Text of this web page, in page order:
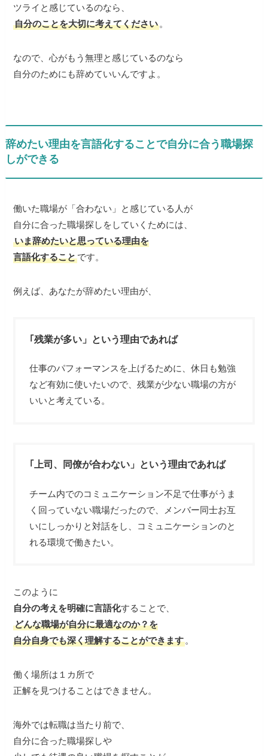
ツライと感じているのなら、
自分のことを大切に考えてください 。
なので、心がもう無理と感じているのなら
自分のためにも辞めていいんですよ。
辞めたい理由を言語化することで自分に合う職場探
しができる
働いた職場が「合わない」と感じている人が
自分に合った職場探しをしていくためには、
いま辞めたいと思っている理由を
言語化することです。
例えば、あなたが辞めたい理由が、
｢残業が多い」という理由であれば
仕事のパフォーマンスを上げるために、休日も勉強
など有効に使いたいので、残業が少ない職場の方が
いいと考えている。
｢上司、同僚が合わない」という理由であれば
チーム内でのコミュニケーション不足で仕事がうま
く回っていない職場だったので、メンバー同士お互
いにしっかりと対話をし、コミュニケーションのと
れる環境で働きたい。
このように
自分の考えを明確に言語化することで、
どんな職場が自分に最適なのか？を
自分自身でも深く理解することができます 。
働く場所は１カ所で
正解を見つけることはできません。
海外では転職は当たり前で、
自分に合った職場探しや